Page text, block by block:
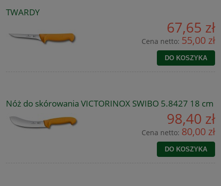
TWARDY
67,65 zł
Cena netto: 55,00 zł
DO KOSZYKA
Nóż do skórowania VICTORINOX SWIBO 5.8427 18 cm
98,40 zł
Cena netto: 80,00 zł
DO KOSZYKA